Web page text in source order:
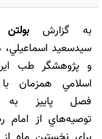
به گزارش
سيدسعيد
و پژوهشگر طب
اسلامي همزمان
فصل پاييز به
توصيه‌هاي از امام